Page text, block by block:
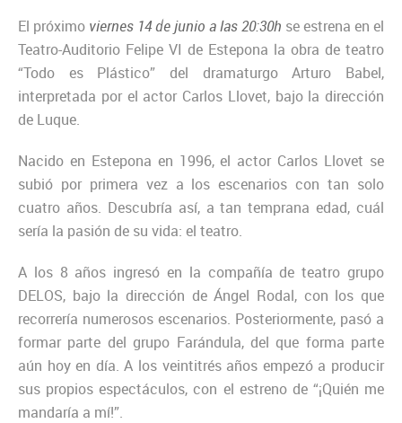
El próximo viernes 14 de junio a las 20:30h se estrena en el
Teatro-Auditorio Felipe VI de Estepona la obra de teatro
“Todo es Plástico” del dramaturgo Arturo Babel,
interpretada por el actor Carlos Llovet, bajo la dirección
de Luque.
Nacido en Estepona en 1996, el actor Carlos Llovet se
subió por primera vez a los escenarios con tan solo
cuatro años. Descubría así, a tan temprana edad, cuál
sería la pasión de su vida: el teatro.
A los 8 años ingresó en la compañía de teatro grupo
DELOS, bajo la dirección de Ángel Rodal, con los que
recorrería numerosos escenarios. Posteriormente, pasó a
formar parte del grupo Farándula, del que forma parte
aún hoy en día. A los veintitrés años empezó a producir
sus propios espectáculos, con el estreno de “¡Quién me
mandaría a mí!”.